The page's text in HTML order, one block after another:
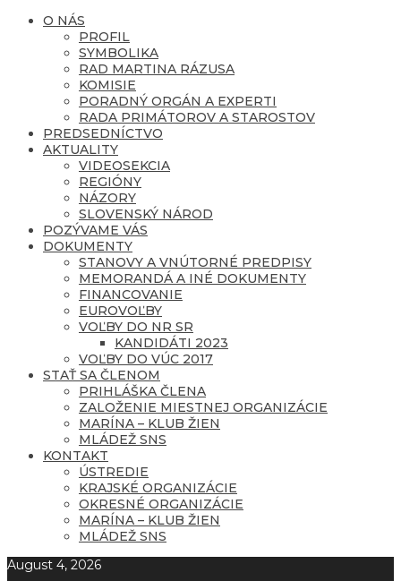
O NÁS
PROFIL
SYMBOLIKA
RAD MARTINA RÁZUSA
KOMISIE
PORADNÝ ORGÁN A EXPERTI
RADA PRIMÁTOROV A STAROSTOV
PREDSEDNÍCTVO
AKTUALITY
VIDEOSEKCIA
REGIÓNY
NÁZORY
SLOVENSKÝ NÁROD
POZÝVAME VÁS
DOKUMENTY
STANOVY A VNÚTORNÉ PREDPISY
MEMORANDÁ A INÉ DOKUMENTY
FINANCOVANIE
EUROVOĽBY
VOĽBY DO NR SR
KANDIDÁTI 2023
VOĽBY DO VÚC 2017
STAŤ SA ČLENOM
PRIHLÁŠKA ČLENA
ZALOŽENIE MIESTNEJ ORGANIZÁCIE
MARÍNA – KLUB ŽIEN
MLÁDEŽ SNS
KONTAKT
ÚSTREDIE
KRAJSKÉ ORGANIZÁCIE
OKRESNÉ ORGANIZÁCIE
MARÍNA – KLUB ŽIEN
MLÁDEŽ SNS
August 4, 2026